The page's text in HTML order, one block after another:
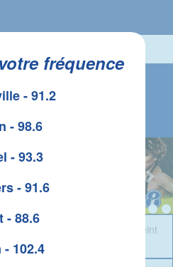
fréquence
- 91.2
- 98.6
- 93.3
- 91.6
- 88.6
- 102.4
: l'usage de l'eau restreint